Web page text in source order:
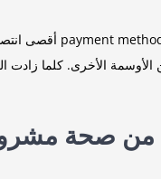
payment
الأخرى. كلما زادت
من صحة